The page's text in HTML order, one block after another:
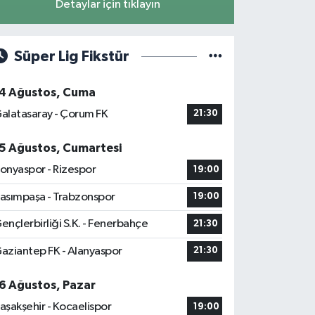
Detaylar için tıklayın
Süper Lig Fikstür
Ağustos, Cuma
- Çorum FK
21:30
Ağustos, Cumartesi
- Rizespor
19:00
- Trabzonspor 19:00
S.K. - Fenerbahçe 21:30
FK - Alanyaspor 21:30
Ağustos, Pazar
- Kocaelispor
19:00